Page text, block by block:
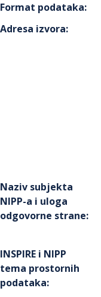
Format podataka:
Adresa izvora:
Naziv subjekta
NIPP-a i uloga
odgovorne strane:
INSPIRE i NIPP
tema prostornih
podataka: